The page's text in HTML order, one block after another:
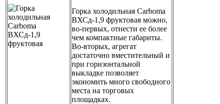
Горка холодильная Carboma
ВХСд-1,9 фруктовая можно,
во-первых, отнести ее более
чем компактные габариты.
Во-вторых, агрегат
достаточно вместительный и
при горизонтальной
выкладке позволяет
экономить много свободного
места на торговых
площадках.